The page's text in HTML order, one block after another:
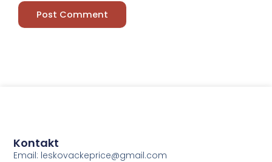
Kontakt
Email: leskovackeprice@gmail.com